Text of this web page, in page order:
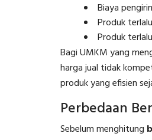
Biaya
Produk
Produk
Bagi UMKM yang
harga jual tidak
produk yang efisien
Perbedaan
Sebelum menghitung